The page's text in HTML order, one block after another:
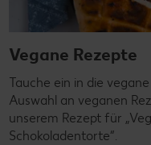
Vegane Rezepte
Tauche ein in die
Auswahl an veganen
unserem Rezept für
Schokoladentorte“.